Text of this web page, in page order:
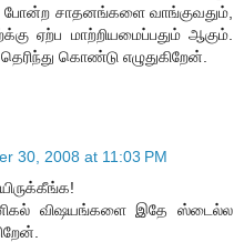
போன்ற சாதனங்களை வாங்குவதும்,
ஏற்ப மாற்றியமைப்பதும் ஆகும்.
கொண்டு எழுதுகிறேன்.
30, 2008 at 11:03 PM
விஷயங்களை இதே ஸ்டைல்ல